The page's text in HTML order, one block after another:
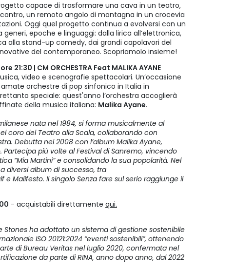
capace di trasformare una cava in un teatro,
un remoto angolo di montagna in un crocevia
Oggi quel progetto continua a evolversi con un
epoche e linguaggi: dalla lirica all’elettronica,
alla stand-up comedy, dai grandi capolavori del
del contemporaneo. Scopriamolo insieme!
21:30 | CM ORCHESTRA Feat MALIKA AYANE
video e scenografie spettacolari. Un’occasione
orchestre di pop sinfonico in Italia in
speciale: quest'anno l’orchestra accoglierà
della musica italiana: Malika Ayane.
nata nel 1984, si forma musicalmente al
coro del Teatro alla Scala, collaborando con
Debutta nel 2008 con l’album Malika Ayane,
più volte al Festival di Sanremo, vincendo
“Mia Martini” e consolidando la sua popolarità. Nel
diversi album di successo, tra
e Malifesto. Il singolo Senza fare sul serio raggiunge il
- acquistabili direttamente qui.
Stones ha adottato un sistema di gestione sostenibile
ISO 20121:2024 “eventi sostenibili”, ottenendo
di Bureau Veritas nel luglio 2020, confermata nel
da parte di RINA, anno dopo anno, dal 2022